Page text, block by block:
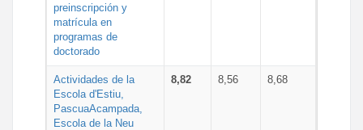
preinscripción y
matrícula en
programas de
doctorado
Actividades de la
Escola d'Estiu,
PascuaAcampada,
Escola de la Neu
8,82 8,56 8,68